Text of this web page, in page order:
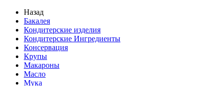
Назад
Бакалея
Кондитерские изделия
Кондитерские Ингредиенты
Консервация
Крупы
Макароны
Масло
Мука